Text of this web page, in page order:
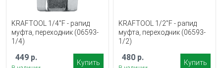
KRAFTOOL 1/4″F - рапид
муфта, переходник (06593-
1/4)
449 р.
Купить
KRAFTOOL 1/2″F - рапид
муфта, переходник (06593-
1/2)
480 р.
Купить